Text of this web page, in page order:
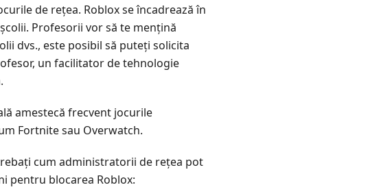
de rețea. Roblox se încadrează în
Profesorii vor să te mențină
dvs., este posibil să puteți solicita
un facilitator de tehnologie
amestecă frecvent jocurile
Fortnite sau Overwatch.
cum administratorii de rețea pot
pentru blocarea Roblox: